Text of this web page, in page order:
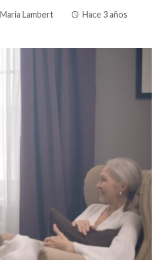
Maria Lambert Hace 3 años